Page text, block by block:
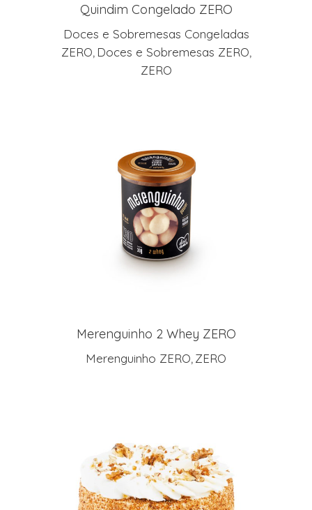
Quindim Congelado ZERO
Doces e Sobremesas Congeladas
ZERO, Doces e Sobremesas ZERO,
ZERO
LEIA MAIS
Merenguinho 2 Whey ZERO
Merenguinho ZERO, ZERO
LEIA MAIS